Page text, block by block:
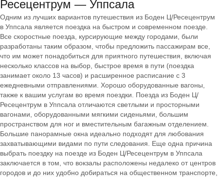
Ресецентрум — Уппсала
Одним из лучших вариантов путешествия из Боден Ц/Ресецентрум
в Уппсала является поездка на быстром и современном поезде.
Все скоростные поезда, курсирующие между городами, были
разработаны таким образом, чтобы предложить пассажирам все,
что им может понадобиться для приятного путешествия, включая
несколько классов на выбор, быстрое время в пути (поездка
занимает около 13 часов) и расширенное расписание с 3
ежедневными отправлениями. Хорошо оборудованные вагоны,
также к вашим услугам во время поездки. Поезда из Боден Ц/
Ресецентрум в Уппсала отличаются светлыми и просторными
вагонами, оборудованными мягкими сиденьями, большим
пространством для ног и вместительным багажным отделением.
Большие панорамные окна идеально подходят для любования
захватывающими видами по пути следования. Еще одна причина
выбрать поездку на поезде из Боден Ц/Ресецентрум в Уппсала
заключается в том, что вокзалы расположены недалеко от центров
городов и до них удобно добираться на общественном транспорте,